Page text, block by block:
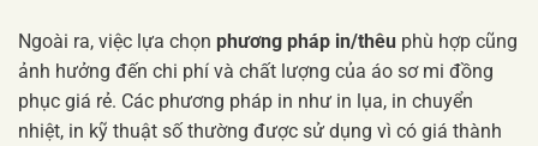
Ngoài ra, việc lựa chọn phương pháp in/thêu phù hợp cũng
ảnh hưởng đến chi phí và chất lượng của áo sơ mi đồng
phục giá rẻ. Các phương pháp in như in lụa, in chuyển
nhiệt, in kỹ thuật số thường được sử dụng vì có giá thành